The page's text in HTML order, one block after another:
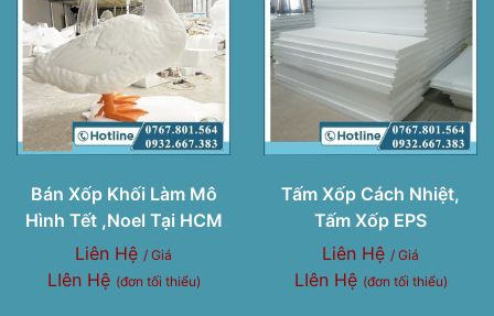
Bán Xốp Khối Làm Mô
Hình Tết ,Noel Tại HCM
Liên Hệ / Giá
LIên Hệ (đơn tối thiểu)
Tấm Xốp Cách Nhiệt,
Tấm Xốp EPS
Liên Hệ / Giá
LIên Hệ (đơn tối thiểu)